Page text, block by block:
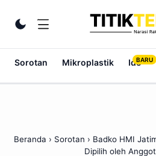
Ubah tema
Sorotan Mikroplastik Ide
Beranda › Sorotan › Badko HMI
Dipilih oleh